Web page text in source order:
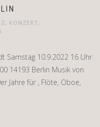
, KONZERT ,
Samstag 10.9.2022 16 Uhr
14193 Berlin Musik von
Jahre für , Flöte, Oboe,